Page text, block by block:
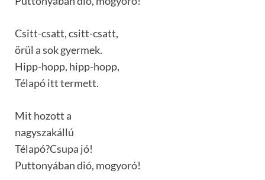
Csitt-csatt, csitt-csatt,
örül a sok gyermek.
Hipp-hopp, hipp-hopp,
Télapó itt termett.
Mit hozott a
nagyszakállú
Télapó?Csupa jó!
Puttonyában dió, mogyoró!